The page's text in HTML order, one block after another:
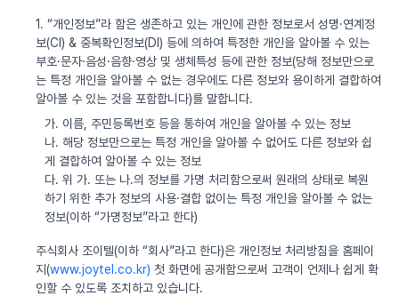
1. “개인정보”라 함은 생존하고 있는 개인에 관한 정보로서 성명·연계정
보(CI) & 중복확인정보(DI) 등에 의하여 특정한 개인을 알아볼 수 있는
부호·문자·음성·음향·영상 및 생체특성 등에 관한 정보(당해 정보만으로
는 특정 개인을 알아볼 수 없는 경우에도 다른 정보와 용이하게 결합하여
알아볼 수 있는 것을 포함합니다)를 말합니다.
가. 이름, 주민등록번호 등을 통하여 개인을 알아볼 수 있는 정보
나. 해당 정보만으로는 특정 개인을 알아볼 수 없어도 다른 정보와 쉽
게 결합하여 알아볼 수 있는 정보
다. 위 가. 또는 나.의 정보를 가명 처리함으로써 원래의 상태로 복원
하기 위한 추가 정보의 사용·결합 없이는 특정 개인을 알아볼 수 없는
정보(이하 “가명정보”라고 한다)
주식회사 조이텔(이하 “회사”라고 한다)은 개인정보 처리방침을 홈페이
지(www.joytel.co.kr) 첫 화면에 공개함으로써 고객이 언제나 쉽게 확
인할 수 있도록 조치하고 있습니다.